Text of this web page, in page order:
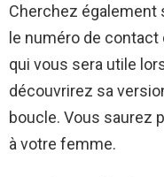
Cherchez également
le numéro de contact
qui vous sera utile
découvrirez sa
boucle. Vous saurez
à votre femme.